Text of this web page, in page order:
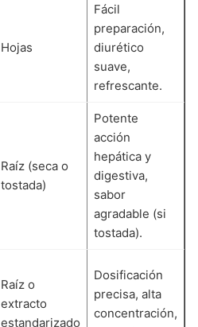
Hojas
Fácil
preparación,
diurético
suave,
refrescante.
Raíz (seca o
tostada)
Potente
acción
hepática y
digestiva,
sabor
agradable (si
tostada).
Raíz o
extracto
estandarizado
Dosificación
precisa, alta
concentración,